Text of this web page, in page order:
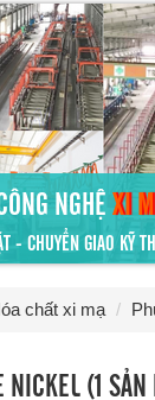
NGHỆXI
- CHUYỂN GIAO KỸ
chất xi mạ
NICKEL (1